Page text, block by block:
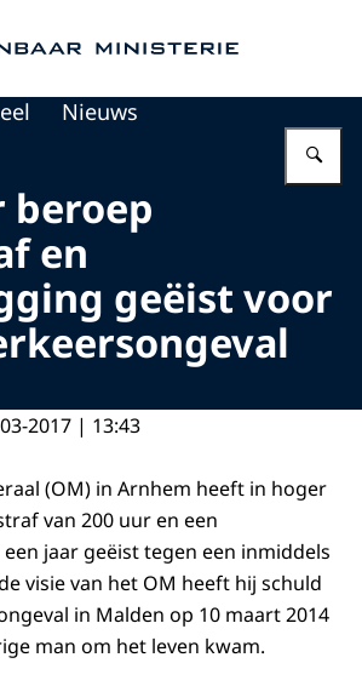
Nieuws
beroep
en
geëist voor
2017 | 13:43
(OM) in Arnhem heeft in hoger
van 200 uur en een
jaar geëist tegen een inmiddels
visie van het OM heeft hij schuld
in Malden op 10 maart 2014
man om het leven kwam.